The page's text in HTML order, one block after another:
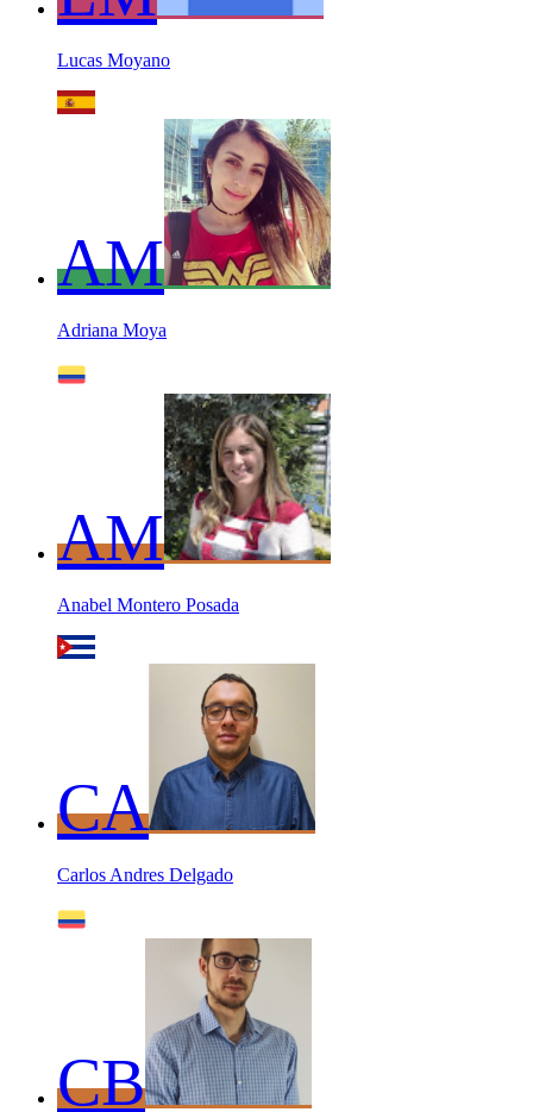
Lucas Moyano
AM
Adriana Moya
AM
Anabel Montero Posada
CA
Carlos Andres Delgado
CB